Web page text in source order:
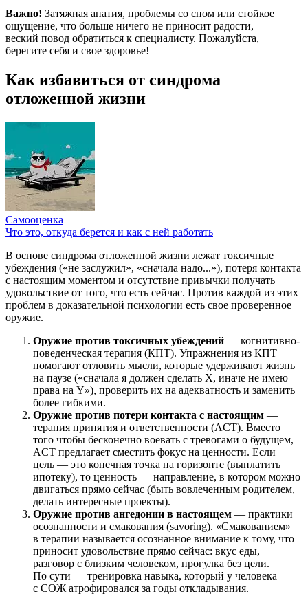
Важно! Затяжная апатия, проблемы со сном или стойкое
ощущение, что больше ничего не приносит радости, —
веский повод обратиться к специалисту. Пожалуйста,
берегите себя и свое здоровье!
Как избавиться от синдрома
отложенной жизни
Самооценка
Что это, откуда берется и как с ней работать
В основе синдрома отложенной жизни лежат токсичные
убеждения («не заслужил», «сначала надо...»), потеря контакта
с настоящим моментом и отсутствие привычки получать
удовольствие от того, что есть сейчас. Против каждой из этих
проблем в доказательной психологии есть свое проверенное
оружие.
Оружие против токсичных убеждений — когнитивно-
поведенческая терапия (КПТ). Упражнения из КПТ
помогают отловить мысли, которые удерживают жизнь
на паузе («сначала я должен сделать X, иначе не имею
права на Y»), проверить их на адекватность и заменить
более гибкими.
Оружие против потери контакта с настоящим —
терапия принятия и ответственности (ACT). Вместо
того чтобы бесконечно воевать с тревогами о будущем,
ACT предлагает сместить фокус на ценности. Если
цель — это конечная точка на горизонте (выплатить
ипотеку), то ценность — направление, в котором можно
двигаться прямо сейчас (быть вовлеченным родителем,
делать интересные проекты).
Оружие против ангедонии в настоящем — практики
осознанности и смакования (savoring). «Смакованием»
в терапии называется осознанное внимание к тому, что
приносит удовольствие прямо сейчас: вкус еды,
разговор с близким человеком, прогулка без цели.
По сути — тренировка навыка, который у человека
с СОЖ атрофировался за годы откладывания.